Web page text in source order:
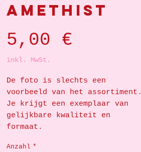
Amethist
5,00 €
inkl. MwSt.
De foto is slechts een
voorbeeld van het assortiment.
Je krijgt een exemplaar van
gelijkbare kwaliteit en
formaat.
Anzahl *